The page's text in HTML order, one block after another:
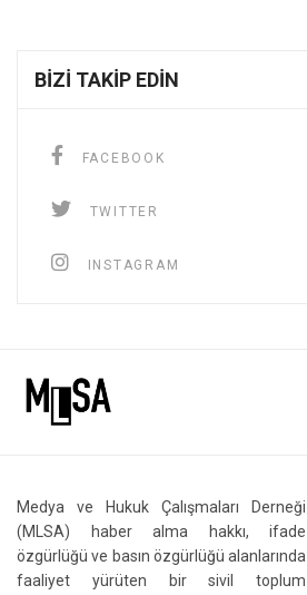
BIZI TAKIP EDIN
FACEBOOK
TWITTER
INSTAGRAM
Medya ve Hukuk Çalışmaları Derneği
(MLSA) haber alma hakkı, ifade
özgürlüğü ve basın özgürlüğü alanlarında
faaliyet yürüten bir sivil toplum